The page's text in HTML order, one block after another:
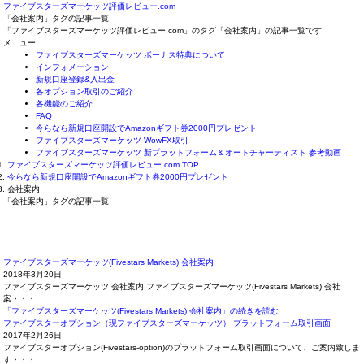
ファイブスターズマーケッツ評価レビュー.com
「会社案内」タグの記事一覧
「ファイブスターズマーケッツ評価レビュー.com」のタグ「会社案内」の記事一覧です
メニュー
ファイブスターズマーケッツ ボーナス特典について
インフォメーション
新規口座登録&入出金
各オプション取引のご紹介
各機能のご紹介
FAQ
今らなら新規口座開設でAmazonギフト券2000円プレゼント
ファイブスターズマーケッツ WowFX取引
ファイブスターズマーケッツ 新プラットフォーム＆オートチャーティスト 参考動画
ファイブスターズマーケッツ評価レビュー.com TOP
今らなら新規口座開設でAmazonギフト券2000円プレゼント
会社案内
「会社案内」タグの記事一覧
ファイブスターズマーケッツ(Fivestars Markets) 会社案内
2018年3月20日
ファイブスターズマーケッツ 会社案内 ファイブスターズマーケッツ(Fivestars Markets) 会社
案・・・
「ファイブスターズマーケッツ(Fivestars Markets) 会社案内」の続きを読む
ファイブスターオプション（現ファイブスターズマーケッツ） プラットフォーム取引画面
2017年2月26日
ファイブスターオプション(Fivestars-option)のプラットフォーム取引画面について、ご案内致しま
す・・・